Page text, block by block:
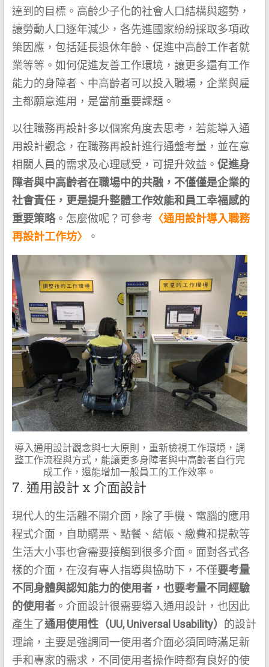
達到的目標。高齡少子化的社會人口結構與趨勢，
讓勞動人口逐年減少，各先進國家紛紛採取多項政
策因應，包括延長退休年齡、促進中高齡工作者就
業等等。如何促進友善工作環境，讓更多還有工作
能力的身障者、中高齡者可以投入職場，企業與雇
主都願意進用，是當前重要課題。
以往職務再設計多以個案角度去思考，若能導入通
用設計觀念，在職務再設計進行通盤考量，並在意
相關人員的需求及心理感受，可提升效益。 促進身
障者與中高齡者在職場中的共融，不僅僅是企業的
社會責任，更是提升整體工作效能和員工幸福感的
重要策略。怎麼做呢？可參考 〈通用設計導入職務
再設計工作坊〉
。
導入通用設計觀念與七大原則，重新檢視工作環境，調
整工作流程與方式，能讓更多身障者與中高齡者自行完
成工作，還能增加一般員工的工作效率。
7. 通用設計 x 介面設計
現代人的生活離不開介面，除了手機、電腦的應用
程式介面，自助購票、點餐、結帳、繳費和提款等
生活大小事也會需要接觸到很多介面。面對各式各
樣的介面，在沒有專人指導與協助下，不僅要考量
不同身體與認知能力的使用者，也要考量不同經驗
的使用者。介面設計很需要導入通用設計，也因此
產生了通用使用性（UU, Universal Usability） 的設計
理論，主要是強調同一使用者介面必須同時滿足新
手和專家的需求，不同使用者操作時都有良好的使